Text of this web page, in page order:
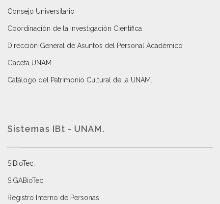
Consejo Universitario
Coordinación de la Investigación Científica
Dirección General de Asuntos del Personal Académico
Gaceta UNAM
Catálogo del Patrimonio Cultural de la UNAM.
Sistemas IBt - UNAM.
SiBioTec
SiGABioTec.
Registro Interno de Personas